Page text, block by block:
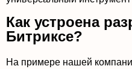
Как устроена
Битриксе?
На примере нашей